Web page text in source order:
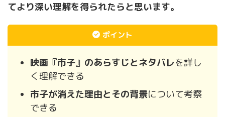
てより深い理解を得られたらと思います。
ポイント
映画『市子』のあらすじとネタバレを詳し
く理解できる
市子が消えた理由とその背景について考察
できる